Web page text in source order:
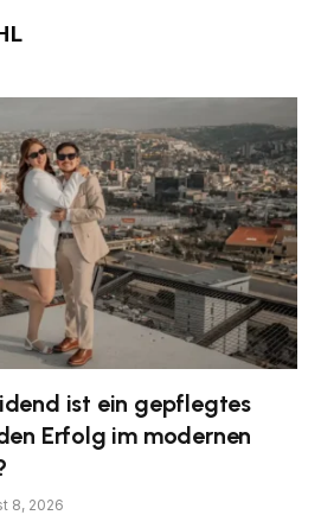
ist ein gepflegtes
Erfolg im modernen
8, 2026